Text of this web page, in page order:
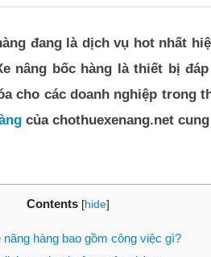
đang là dịch vụ hot nhất
nâng bốc hàng là thiết bị
cho các doanh nghiệp trong
của chothuexenang.net
Contents [hide]
hàng bao gồm công việc gì?